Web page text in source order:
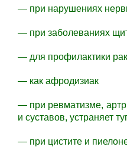
— при нарушениях
— при заболеваниях
— для профилактики
— как афродизиак
— при ревматизме,
и суставов, устраняет
— при цистите и